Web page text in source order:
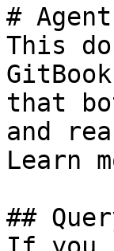
#
This
that
and
Learn
##